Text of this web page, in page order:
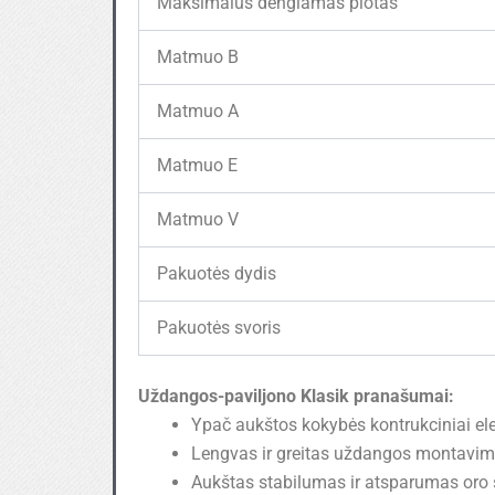
Matmuo B
Matmuo A
Matmuo E
Matmuo V
Pakuotės dydis
Pakuotės svoris
Uždangos-paviljono Klasik pranašumai:
Ypač aukštos kokybės kontrukciniai
Lengvas ir greitas uždangos
Aukštas stabilumas ir atsparumas oro